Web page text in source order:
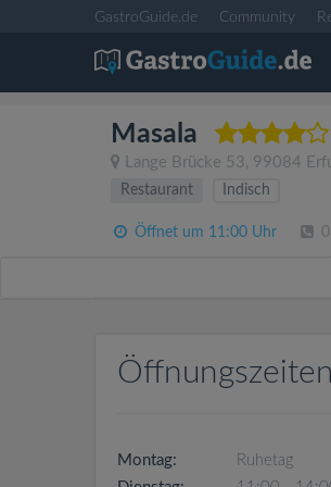
GastroGuide.de Community
Masala
Lange Brücke 53, 99084
Restaurant
Indisch
Öffnet um 11:00 Uhr
Montag:
Ruhetag